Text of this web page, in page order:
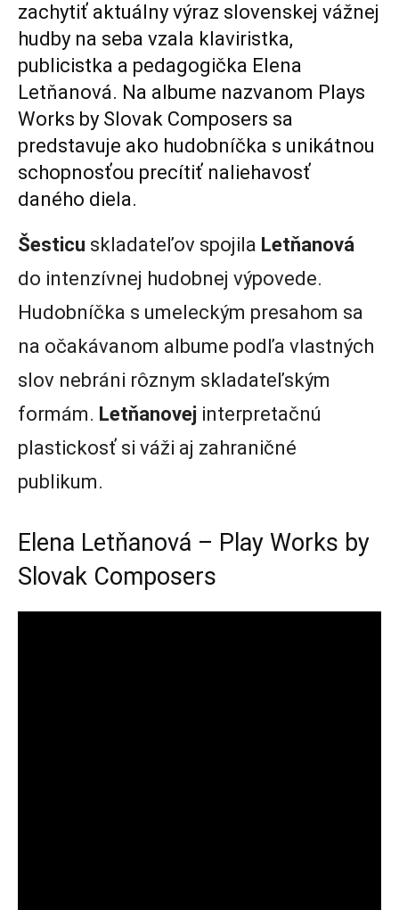
zachytiť aktuálny výraz slovenskej vážnej
hudby na seba vzala klaviristka,
publicistka a pedagogička Elena
Letňanová. Na albume nazvanom Plays
Works by Slovak Composers sa
predstavuje ako hudobníčka s unikátnou
schopnosťou precítiť naliehavosť
daného diela.
Šesticu skladateľov spojila Letňanová
do intenzívnej hudobnej výpovede.
Hudobníčka s umeleckým presahom sa
na očakávanom albume podľa vlastných
slov nebráni rôznym skladateľským
formám. Letňanovej interpretačnú
plastickosť si váži aj zahraničné
publikum.
Elena Letňanová – Play Works by
Slovak Composers